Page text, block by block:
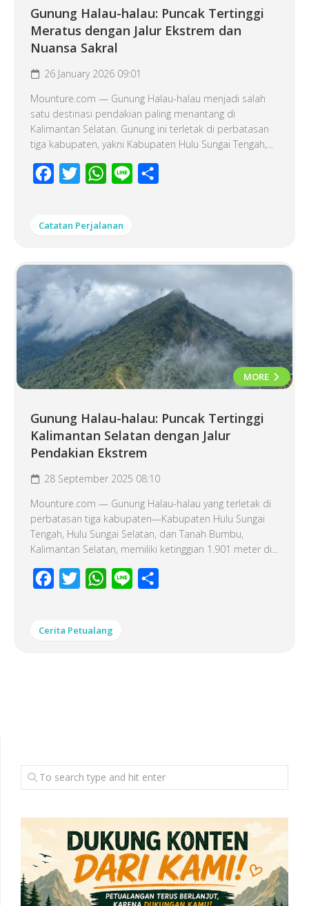
Gunung Halau-halau: Puncak Tertinggi
Meratus dengan Jalur Ekstrem dan
Nuansa Sakral
26 January 2026 09:01
Mounture.com — Gunung Halau-halau menjadi salah
satu destinasi pendakian paling menantang di
Kalimantan Selatan. Gunung ini terletak di perbatasan
tiga kabupaten, yakni Kabupaten Hulu Sungai Tengah,...
Facebook
Twitter WhatsApp
Line
Catatan Perjalanan
MORE
Gunung Halau-halau: Puncak Tertinggi
Kalimantan Selatan dengan Jalur
Pendakian Ekstrem
28 September 2025 08:10
Mounture.com — Gunung Halau-halau yang terletak di
perbatasan tiga kabupaten—Kabupaten Hulu Sungai
Tengah, Hulu Sungai Selatan, dan Tanah Bumbu,
Kalimantan Selatan, memiliki ketinggian 1.901 meter di...
Facebook
Twitter WhatsApp
Line
Cerita Petualang